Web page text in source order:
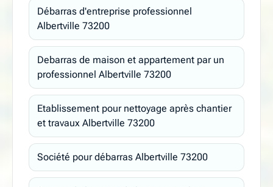
Débarras d'entreprise professionnel
Albertville 73200
Debarras de maison et appartement par un
professionnel Albertville 73200
Etablissement pour nettoyage après chantier
et travaux Albertville 73200
Société pour débarras Albertville 73200